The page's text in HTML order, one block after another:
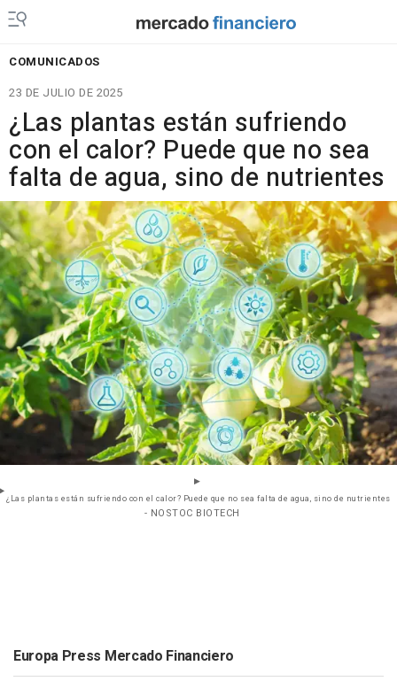
COMUNICADOS
23 DE JULIO DE 2025
¿Las plantas están sufriendo
con el calor? Puede que no sea
falta de agua, sino de nutrientes
¿Las plantas están sufriendo con el calor? Puede que no sea falta de agua, sino de nutrientes
- NOSTOC BIOTECH
Europa Press Mercado Financiero